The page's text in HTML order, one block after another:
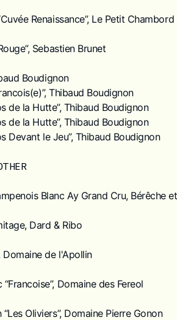
Renaissance”, Le Petit Chambord
Sebastien Brunet
Boudignon
Thibaud Boudignon
de la Hutte”, Thibaud Boudignon
de la Hutte”, Thibaud Boudignon
Devant le Jeu”, Thibaud Boudignon
Blanc Ay Grand Cru, Bérêche
Dard & Ribo
Domaine de l'Apollin
Domaine des Fereol
Oliviers”, Domaine Pierre Gonon